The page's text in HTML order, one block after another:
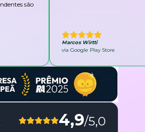
são
Marcos Wirtti
via Google Play Store
4,9/5,0